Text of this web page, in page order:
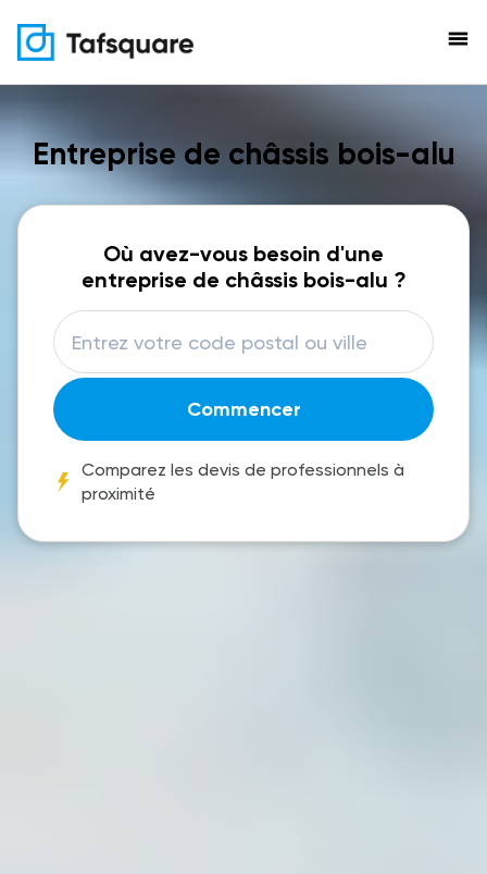
menu
Entreprise de châssis bois-alu
Où avez-vous besoin d'une
entreprise de châssis bois-alu ?
Commencer
Comparez les devis de professionnels à
proximité